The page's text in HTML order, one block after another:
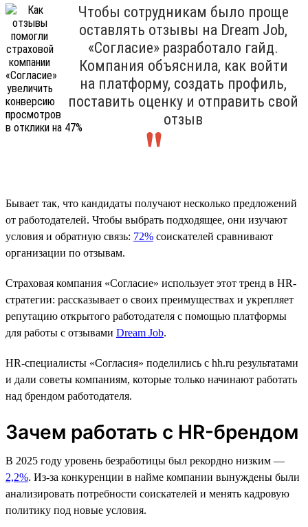
Чтобы сотрудникам было проще
оставлять отзывы на Dream Job,
«Согласие» разработало гайд.
Компания объяснила, как войти
на платформу, создать профиль,
поставить оценку и отправить свой
отзыв
Бывает так, что кандидаты получают несколько предложений
от работодателей. Чтобы выбрать подходящее, они изучают
условия и обратную связь: 72% соискателей сравнивают
организации по отзывам.
Страховая компания «Согласие» использует этот тренд в HR-
стратегии: рассказывает о своих преимуществах и укрепляет
репутацию открытого работодателя с помощью платформы
для работы с отзывами Dream Job.
HR-cпециалисты «Согласия» поделились с hh.ru результатами
и дали советы компаниям, которые только начинают работать
над брендом работодателя.
Зачем работать с HR-брендом
В 2025 году уровень безработицы был рекордно низким —
2,2%. Из-за конкуренции в найме компании вынуждены были
анализировать потребности соискателей и менять кадровую
политику под новые условия.